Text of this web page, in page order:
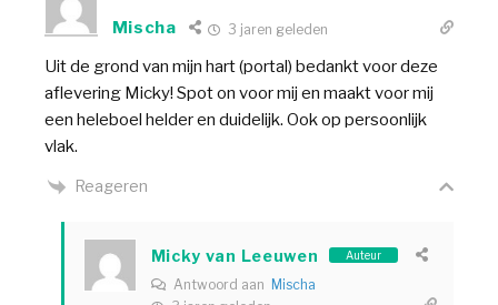
Mischa 3 jaren geleden
Uit de grond van mijn hart (portal) bedankt voor deze
aflevering Micky! Spot on voor mij en maakt voor mij
een heleboel helder en duidelijk. Ook op persoonlijk
vlak.
Reageren
Micky van Leeuwen Auteur
Antwoord aan Mischa